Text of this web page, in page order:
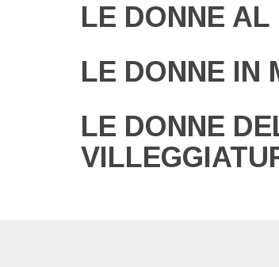
LE DONNE AL
LE DONNE IN
LE DONNE